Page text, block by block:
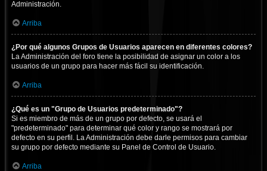
Administración.
Arriba
¿Por qué algunos Grupos de Usuarios aparecen en diferentes colores?
La Administración del foro tiene la posibilidad de asignar un color a los
usuarios de un grupo para hacer más fácil su identificación.
Arriba
¿Qué es un "Grupo de Usuarios predeterminado"?
Si es miembro de más de un grupo por defecto, se usará el
"predeterminado" para determinar qué color y rango se mostrará por
defecto en su perfil. La Administración debe darle permisos para cambiar
su grupo por defecto mediante su Panel de Control de Usuario.
Arriba